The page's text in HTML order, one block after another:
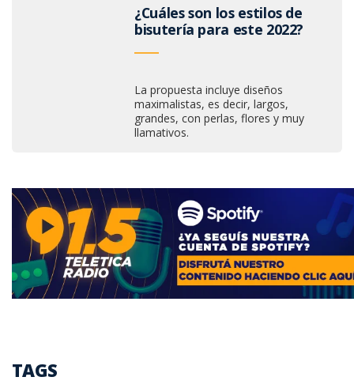
¿Cuáles son los estilos de
bisutería para este 2022?
La propuesta incluye diseños
maximalistas, es decir, largos,
grandes, con perlas, flores y muy
llamativos.
TAGS